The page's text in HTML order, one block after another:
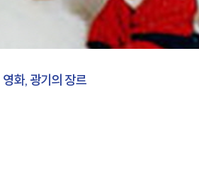
화, 광기의 장르